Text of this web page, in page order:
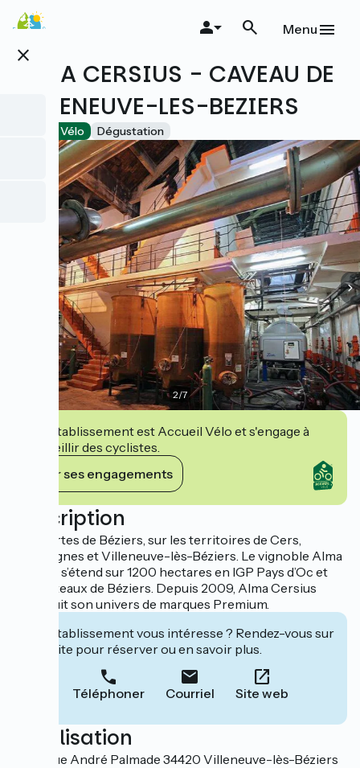
Aller
au
principal
close
Menu
ALMA CERSIUS - CAVEAU DE
VILLENEUVE-LES-BEZIERS
Accueil Vélo Dégustation
2/7
Cet établissement est Accueil Vélo et s'engage à
accueillir des cyclistes.
Voir ses engagements
Description
Aux portes de Béziers, sur les territoires de Cers,
Portiragnes et Villeneuve-lès-Béziers. Le vignoble Alma
Cersius s’étend sur 1200 hectares en IGP Pays d’Oc et
IGP Coteaux de Béziers. Depuis 2009, Alma Cersius
construit son univers de marques Premium.
Cet établissement vous intéresse ? Rendez-vous sur
leur site pour réserver ou en savoir plus.
Téléphoner Courriel Site web
Localisation
3 Avenue André Palmade 34420 Villeneuve-lès-Béziers